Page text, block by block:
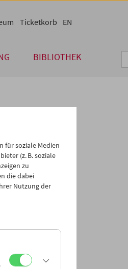
BIBLIOTHEK
Ticketkorb EN
für soziale Medien
(z. B. soziale
zu
die dabei
Nutzung der